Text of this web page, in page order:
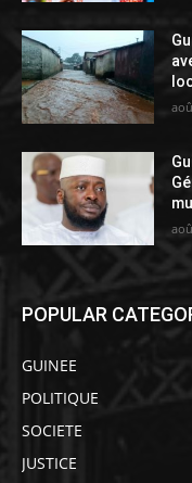
POPULAR
GUINEE
POLITIQUE
SOCIETE
JUSTICE